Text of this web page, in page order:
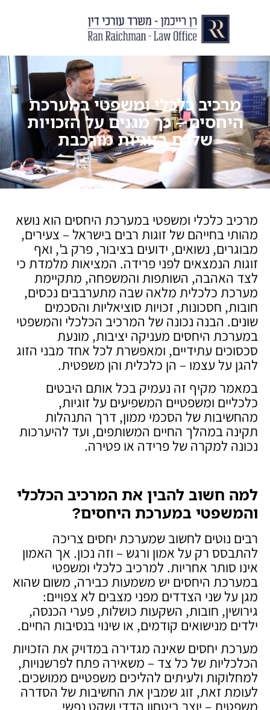
מרכיב כלכלי ומשפטי במערכת
היחסים – כך מגנים על הזכויות
שלכם בזוגיות מורכבת
מרכיב כלכלי ומשפטי במערכת היחסים הוא נושא
מהותי בחייהם של זוגות רבים בישראל – צעירים,
מבוגרים, נשואים, ידועים בציבור, פרק ב', ואף
זוגות הנמצאים לפני פרידה. המציאות מלמדת כי
לצד האהבה, השותפות והמשפחה, מתקיימת
מערכת כלכלית מלאה שבה מתערבבים נכסים,
חובות, חסכונות, זכויות סוציאליות והסכמים
שונים. הבנה נכונה של המרכיב הכלכלי והמשפטי
במערכת היחסים מעניקה יציבות, מונעת
סכסוכים עתידיים, ומאפשרת לכל אחד מבני הזוג
להגן על עצמו – הן כלכלית והן משפטית.
במאמר מקיף זה נעמיק בכל אותם היבטים
כלכליים ומשפטיים המשפיעים על זוגיות,
מהחשיבות של הסכמי ממון, דרך התנהלות
תקינה במהלך החיים המשותפים, ועד להיערכות
נכונה למקרה של פרידה או פטירה.
למה חשוב להבין את המרכיב הכלכלי
והמשפטי במערכת היחסים?
רבים נוטים לחשוב שמערכת יחסים צריכה
להתבסס רק על אמון ורגש – וזה נכון. אך האמון
אינו סותר אחריות. למרכיב כלכלי ומשפטי
במערכת היחסים יש משמעות כבירה, משום שהוא
מגן על שני הצדדים מפני מצבים לא צפויים:
גירושין, חובות, השקעות כושלות, פערי הכנסה,
ילדים מנישואים קודמים, או שינוי בנסיבות החיים.
מערכת יחסים שאינה מגדירה במדויק את הזכויות
הכלכליות של כל צד – משאירה פתח לפרשנויות,
למחלוקות ולעיתים להליכים משפטיים ממושכים.
לעומת זאת, זוג שמבין את החשיבות של הסדרה
משפטית – יוצר ביטחון הדדי ושקט נפשי.